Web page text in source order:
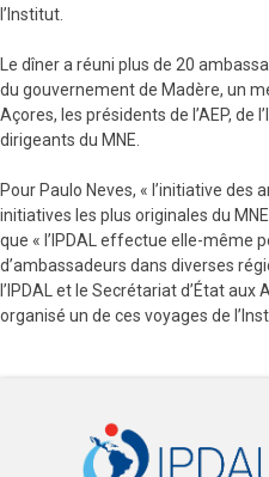
l’Institut.
Le dîner a réuni plus de 20
du gouvernement de Madère, un
Açores, les présidents de l’AEP, de
dirigeants du MNE.
Pour Paulo Neves, « l’initiative des
initiatives les plus originales du
que « l’IPDAL effectue elle-même
d’ambassadeurs dans diverses
l’IPDAL et le Secrétariat d’État
organisé un de ces voyages de